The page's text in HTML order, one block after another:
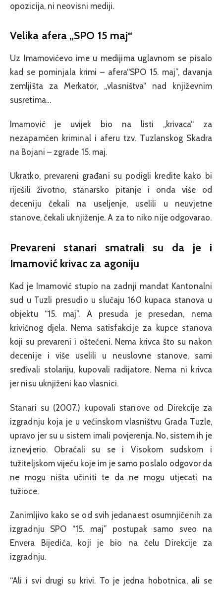
opozicija, ni neovisni mediji.
Velika afera „SPO 15 maj“
Uz Imamovićevo ime u medijima uglavnom se pisalo
kad se pominjala krimi – afera“SPO 15. maj”, davanja
zemljišta za Merkator, „vlasništva“ nad književnim
susretima…
Imamović je uvijek bio na listi „krivaca“ za
nezapamćen kriminal i aferu tzv. Tuzlanskog Skadra
na Bojani – zgrade 15. maj.
Ukratko, prevareni građani su podigli kredite kako bi
riješili životno, stanarsko pitanje i onda više od
deceniju čekali na useljenje, uselili u neuvjetne
stanove, čekali uknjiženje. A za to niko nije odgovarao.
Prevareni stanari smatrali su da je i
Imamović krivac za agoniju
Kad je Imamović stupio na zadnji mandat Kantonalni
sud u Tuzli presudio u slučaju 160 kupaca stanova u
objektu “15. maj”. A presuda je presedan, nema
krivičnog djela. Nema satisfakcije za kupce stanova
koji su prevareni i oštećeni. Nema krivca što su nakon
decenije i više uselili u neuslovne stanove, sami
sređivali stolariju, kupovali radijatore. Nema ni krivca
jer nisu uknjiženi kao vlasnici.
Stanari su (2007.) kupovali stanove od Direkcije za
izgradnju koja je u većinskom vlasništvu Grada Tuzle,
upravo jer su u sistem imali povjerenja. No, sistem ih je
iznevjerio. Obraćali su se i Visokom sudskom i
tužiteljskom vijeću koje im je samo poslalo odgovor da
ne mogu ništa učiniti te da ne mogu utjecati na
tužioce.
Zanimljivo kako se od svih jedanaest osumnjičenih za
izgradnju SPO “15. maj” postupak samo sveo na
Envera Bijedića, koji je bio na čelu Direkcije za
izgradnju.
“Ali i svi drugi su krivi. To je jedna hobotnica, ali se